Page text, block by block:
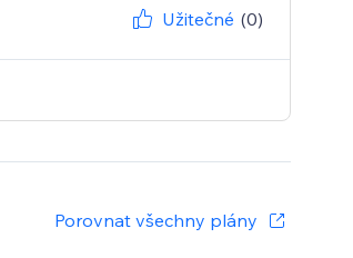
Užitečné (0)
Porovnat všechny plány